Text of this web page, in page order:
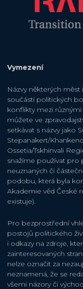
Vymezení
Názvy některých měst
součástí politických
konflikty mezi
můžete ve
setkávat s názvy jako
Stepanakert/
Ossetia/Tskhinvali
snažíme používat pro
neuznaných či
podobu, která byla
Akademie věd České
existuje).
Pro bezprostřední
postojů politického
i odkazy na zdroje,
zainteresovaných
nelze označit za
neznamená, že se
všemi názory či